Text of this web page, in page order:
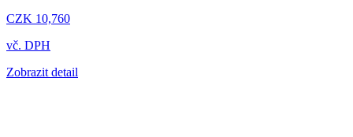
CZK 10,760
vč. DPH
Zobrazit detail